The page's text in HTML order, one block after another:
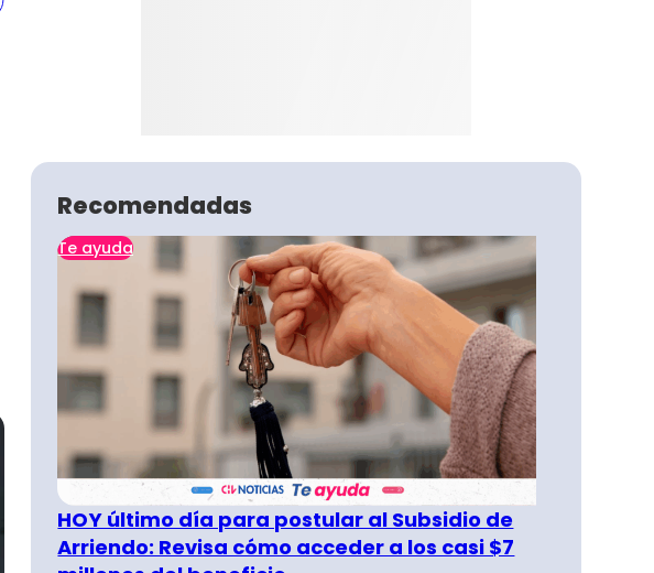
Recomendadas
Te ayuda
HOY último día para postular al Subsidio de
Arriendo: Revisa cómo acceder a los casi $7